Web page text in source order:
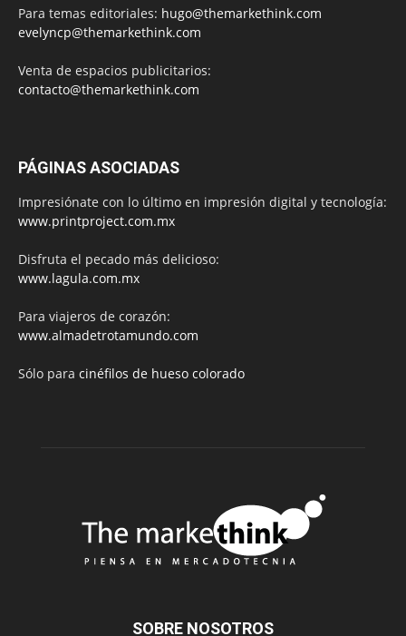
Para temas editoriales: hugo@themarkethink.com
evelyncp@themarkethink.com
Venta de espacios publicitarios:
contacto@themarkethink.com
PÁGINAS ASOCIADAS
Impresiónate con lo último en impresión digital y tecnología:
www.printproject.com.mx
Disfruta el pecado más delicioso:
www.lagula.com.mx
Para viajeros de corazón:
www.almadetrotamundo.com
Sólo para cinéfilos de hueso colorado
SOBRE NOSOTROS